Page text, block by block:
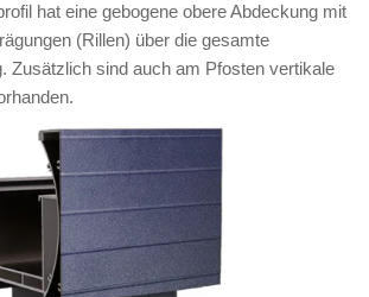
hat eine gebogene obere Abdeckung mit
(Rillen) über die gesamte
Zusätzlich sind auch am Pfosten vertikale